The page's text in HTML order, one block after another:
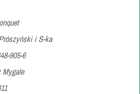
i S-ka
905-6
Mygale